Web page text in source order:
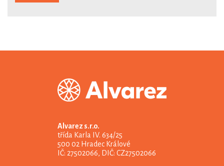
Alvarez s.r.o.
třída Karla IV. 634/25
500 02 Hradec Králové
IČ: 27502066, DIČ: CZ27502066